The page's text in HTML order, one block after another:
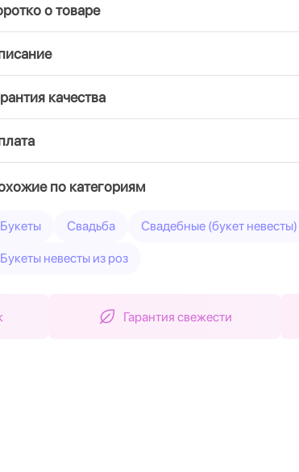
о товаре
качества
по категориям
Букеты Свадьба Свадебные (букет невесты)
Букеты невесты из роз
Гарантия свежести